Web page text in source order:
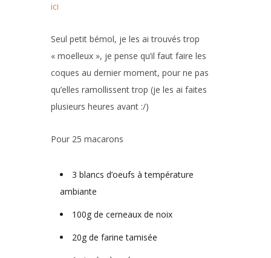
ici
Seul petit bémol, je les ai trouvés trop
« moelleux », je pense qu’il faut faire les
coques au dernier moment, pour ne pas
qu’elles ramollissent trop (je les ai faites
plusieurs heures avant :/)
Pour 25 macarons
3 blancs d’oeufs à température
ambiante
100g de cerneaux de noix
20g de farine tamisée